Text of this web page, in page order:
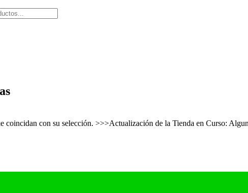
coincidan con su selección. >>>Actualización de la Tienda en Curso: